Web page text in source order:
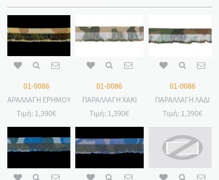
01-0086
ΠΑΡΑΛΛΑΓΗ ΕΡΗΜΟΥ
Τιμή: 1,390€
01-0086
ΠΑΡΑΛΛΑΓΗ ΧΑΚΙ
Τιμή: 1,390€
01-0086
ΠΑΡΑΛΛΑΓΗ ΛΑΔΙ
Τιμή: 1,390€